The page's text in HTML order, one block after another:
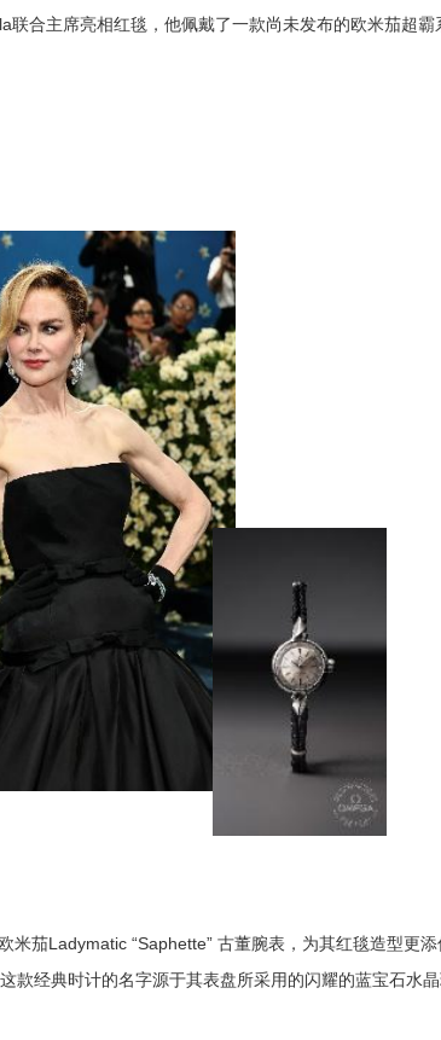
联合主席亮相红毯，他佩戴了一款尚未发布的欧米茄超
米茄Ladymatic “Saphette” 古董腕表，为其红毯造型更
款经典时计的名字源于其表盘所采用的闪耀的蓝宝石水